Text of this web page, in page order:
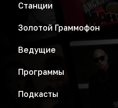
Станции
Золотой Граммофон
Ведущие
Программы
Подкасты